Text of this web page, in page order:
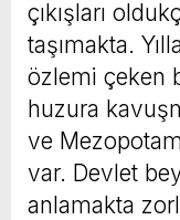
çıkışları
taşımakta.
özlemi çeken
huzura
ve
var. Devlet
anlamakta